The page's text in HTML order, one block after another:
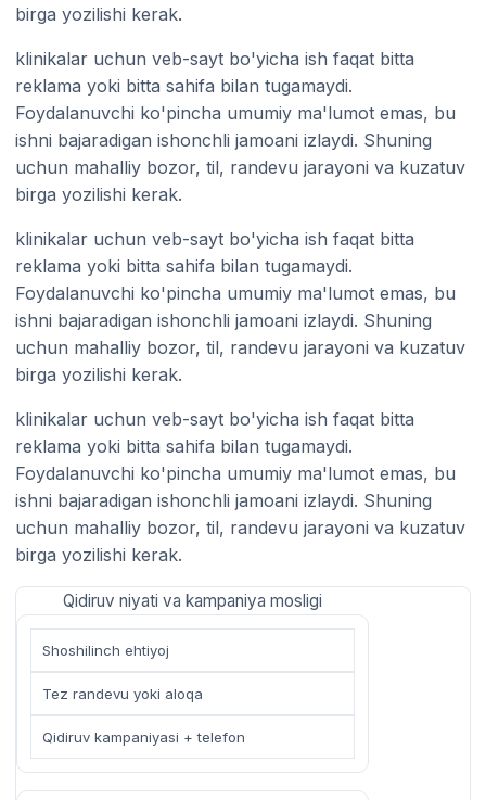
birga yozilishi kerak.
klinikalar uchun veb-sayt bo'yicha ish faqat bitta
reklama yoki bitta sahifa bilan tugamaydi.
Foydalanuvchi ko'pincha umumiy ma'lumot emas, bu
ishni bajaradigan ishonchli jamoani izlaydi. Shuning
uchun mahalliy bozor, til, randevu jarayoni va kuzatuv
birga yozilishi kerak.
klinikalar uchun veb-sayt bo'yicha ish faqat bitta
reklama yoki bitta sahifa bilan tugamaydi.
Foydalanuvchi ko'pincha umumiy ma'lumot emas, bu
ishni bajaradigan ishonchli jamoani izlaydi. Shuning
uchun mahalliy bozor, til, randevu jarayoni va kuzatuv
birga yozilishi kerak.
klinikalar uchun veb-sayt bo'yicha ish faqat bitta
reklama yoki bitta sahifa bilan tugamaydi.
Foydalanuvchi ko'pincha umumiy ma'lumot emas, bu
ishni bajaradigan ishonchli jamoani izlaydi. Shuning
uchun mahalliy bozor, til, randevu jarayoni va kuzatuv
birga yozilishi kerak.
Qidiruv niyati va kampaniya mosligi
Shoshilinch ehtiyoj
Tez randevu yoki aloqa
Qidiruv kampaniyasi + telefon